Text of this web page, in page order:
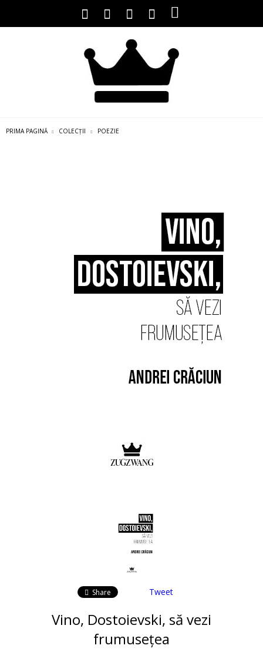
PRIMA PAGINĂ COLECȚII POEZIE
Vino, Dostoievski, să vezi
frumusețea
Share Tweet